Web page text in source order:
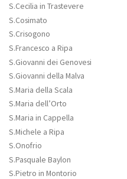
S.Cecilia in Trastevere
S.Cosimato
S.Crisogono
S.Francesco a Ripa
S.Giovanni dei Genovesi
S.Giovanni della Malva
S.Maria della Scala
S.Maria dell’Orto
S.Maria in Cappella
S.Michele a Ripa
S.Onofrio
S.Pasquale Baylon
S.Pietro in Montorio